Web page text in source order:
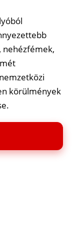
nehézfémek,
körülmények